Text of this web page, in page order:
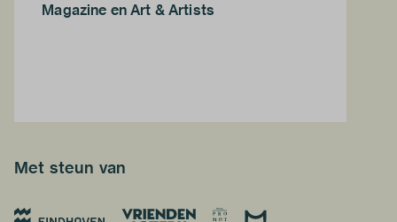
Magazine en Art & Artists
Met steun van